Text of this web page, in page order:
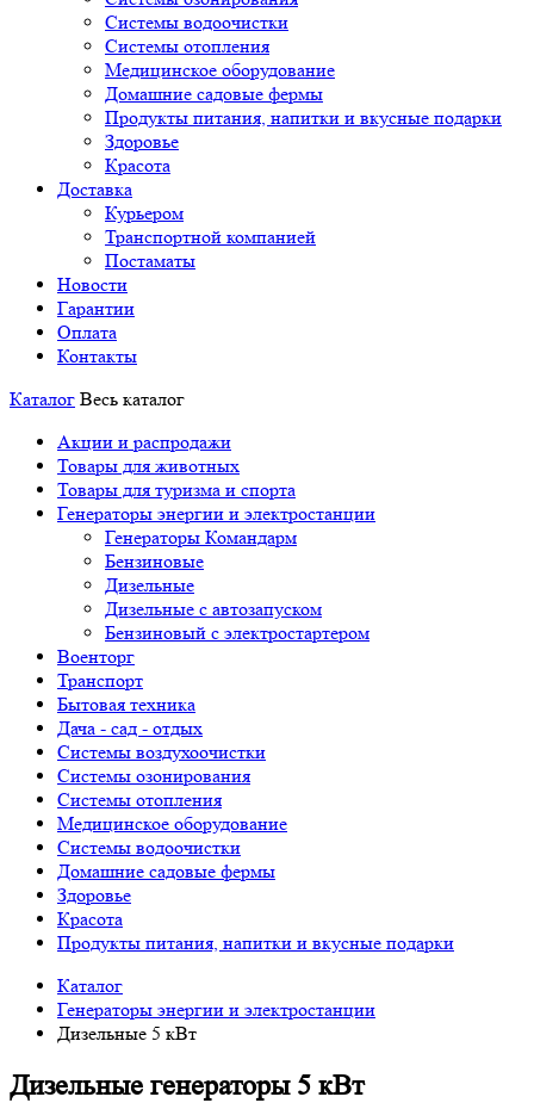
Системы водоочистки
Системы отопления
Медицинское оборудование
Домашние садовые фермы
Продукты питания, напитки и вкусные подарки
Здоровье
Красота
Доставка
Курьером
Транспортной компанией
Постаматы
Новости
Гарантии
Оплата
Контакты
Каталог Весь каталог
Акции и распродажи
Товары для животных
Товары для туризма и спорта
Генераторы энергии и электростанции
Генераторы Командарм
Бензиновые
Дизельные
Дизельные с автозапуском
Бензиновый с электростартером
Военторг
Транспорт
Бытовая техника
Дача - сад - отдых
Системы воздухоочистки
Системы озонирования
Системы отопления
Медицинское оборудование
Системы водоочистки
Домашние садовые фермы
Здоровье
Красота
Продукты питания, напитки и вкусные подарки
Каталог
Генераторы энергии и электростанции
Дизельные 5 кВт
Дизельные генераторы 5 кВт